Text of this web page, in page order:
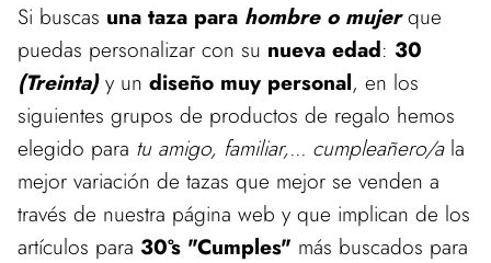
Si buscas una taza para hombre o mujerque
puedas personalizar con su nueva edad: 30
(Treinta)y un diseño muy personal, en los
siguientes grupos de productos de regalo hemos
elegido para tu amigo, familiar,... cumpleañero/ala
mejor variación de tazas que mejor se venden a
través de nuestra página web y que implican de los
artículos para 30ºs "Cumples" más buscados para